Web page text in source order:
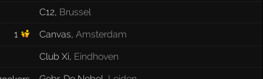
C12, Brussel
1
Canvas, Amsterdam
Club Xi, Eindhoven